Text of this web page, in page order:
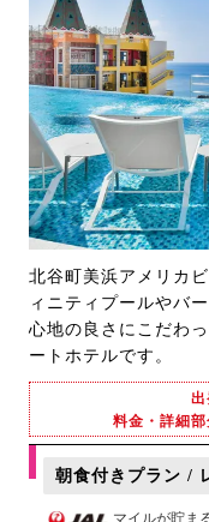
北谷町美浜アメリカ
ィニティプールやバ
心地の良さにこだわ
ートホテルです。
出
料金・詳細
朝食付きプラン /
マイルが貯ま